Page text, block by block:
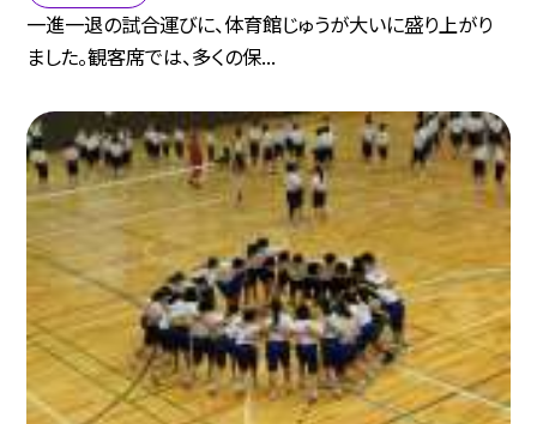
一進一退の試合運びに、体育館じゅうが大いに盛り上がり
ました。観客席では、多くの保...